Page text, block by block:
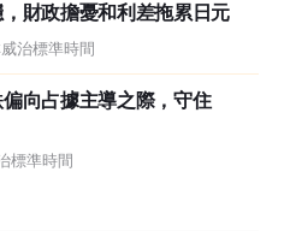
財政擔憂和利差拖累日元
治標準時間
向占據主導之際，守住
標準時間